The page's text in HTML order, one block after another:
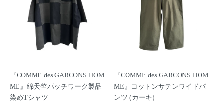
『COMME des GARCONS HOM
ME』綿天竺パッチワーク製品
染めTシャツ
『COMME des GARCONS HOM
ME』コットンサテンワイドパ
ンツ (カーキ)